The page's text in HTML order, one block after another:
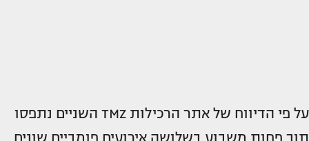
על פי הדיווח של אתר הרכילות TMZ השניים נתפסו
תוך פחות משבוע בשלושה אירועים פומביים שונים,